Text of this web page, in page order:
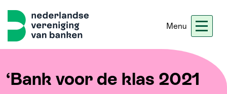
Menu
‘Bank voor de klas 2021